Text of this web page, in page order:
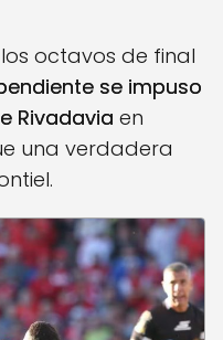
octavos de final
se impuso
Rivadavia en
una verdadera